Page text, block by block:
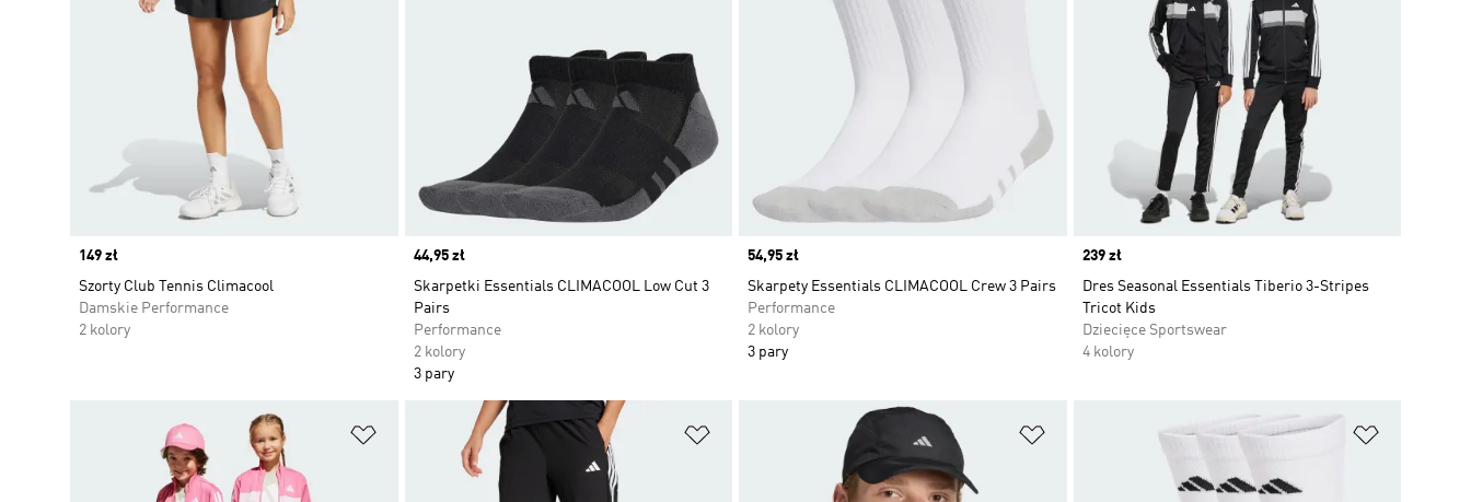
Price
149 zł
Szorty Club Tennis Climacool
Damskie Performance
2 kolory
Price
44,95 zł
Skarpetki Essentials CLIMACOOL Low Cut 3
Pairs
Performance
2 kolory
3 pary
Price
54,95 zł
Skarpety Essentials CLIMACOOL Crew 3 Pairs
Performance
2 kolory
3 pary
Price
239 zł
Dres Seasonal Essentials Tiberio 3-Stripes
Tricot Kids
Dziecięce Sportswear
4 kolory
Dodaj do listy życzeń Dodaj do listy życzeń Dodaj do listy życzeń